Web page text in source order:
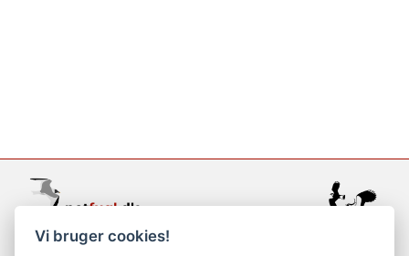
support@netfugl.dk
Vi bruger cookies!